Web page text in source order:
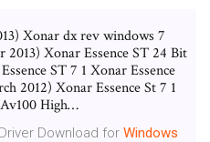
Xonar dx rev windows 7
2013) Xonar Essence ST 24 Bit
ST 7 1 Xonar Essence
2012) Xonar Essence St 7 1
High…
Driver Download for Windows